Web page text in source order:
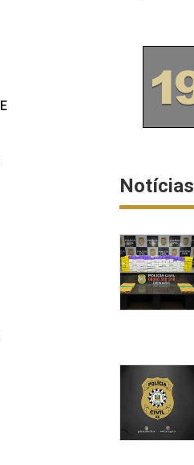
Notícias
tabletes
coloração
branca,
roxa